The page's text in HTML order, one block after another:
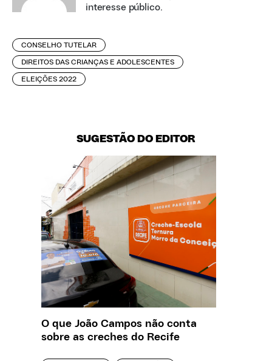
interesse público.
CONSELHO TUTELAR
DIREITOS DAS CRIANÇAS E ADOLESCENTES
ELEIÇÕES 2022
SUGESTÃO DO EDITOR
O que João Campos não conta
sobre as creches do Recife